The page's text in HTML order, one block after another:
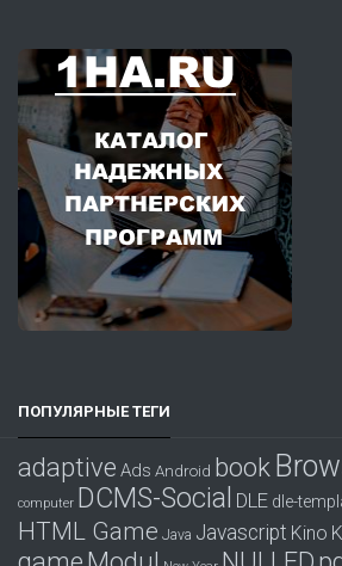
ПОПУЛЯРНЫЕ ТЕГИ
adaptive Ads Android book
computer DCMS-Social DLE dle-
HTML Game Java Javascript Kino